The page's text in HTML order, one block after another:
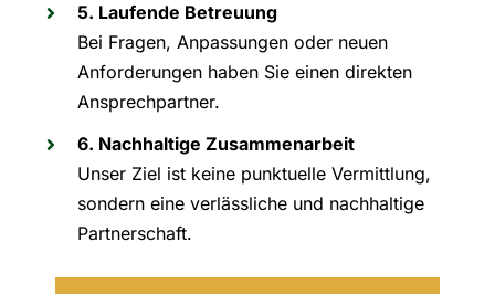
5. Laufende Betreuung
Bei Fragen, Anpassungen oder neuen
Anforderungen haben Sie einen direkten
Ansprechpartner.
6. Nachhaltige Zusammenarbeit
Unser Ziel ist keine punktuelle Vermittlung,
sondern eine verlässliche und nachhaltige
Partnerschaft.